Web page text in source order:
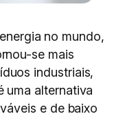
no mundo,
se mais
industriais,
uma alternativa
e de baixo